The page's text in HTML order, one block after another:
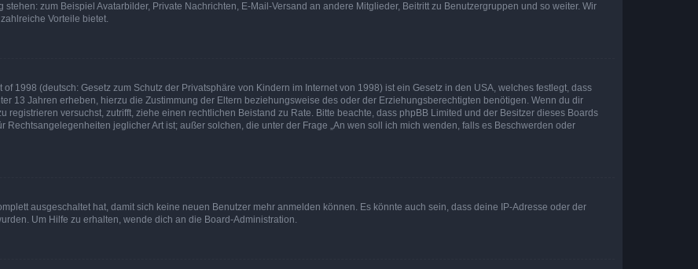
zum Beispiel Avatarbilder, Private Nachrichten, E-Mail-Versand an andere Mitglieder, Beitritt zu Benutzergruppen und so weiter. Wir
Vorteile bietet.
1998 (deutsch: Gesetz zum Schutz der Privatsphäre von Kindern im Internet von 1998) ist ein Gesetz in den USA, welches festlegt, dass
13 Jahren erheben, hierzu die Zustimmung der Eltern beziehungsweise des oder der Erziehungsberechtigten benötigen. Wenn du dir
registrieren versuchst, zutrifft, ziehe einen rechtlichen Beistand zu Rate. Bitte beachte, dass phpBB Limited und der Besitzer dieses Boards
jeglicher Art ist; außer solchen, die unter der Frage „An wen soll ich mich wenden, falls es Beschwerden oder
ausgeschaltet hat, damit sich keine neuen Benutzer mehr anmelden können. Es könnte auch sein, dass deine IP-Adresse oder der
Um Hilfe zu erhalten, wende dich an die Board-Administration.